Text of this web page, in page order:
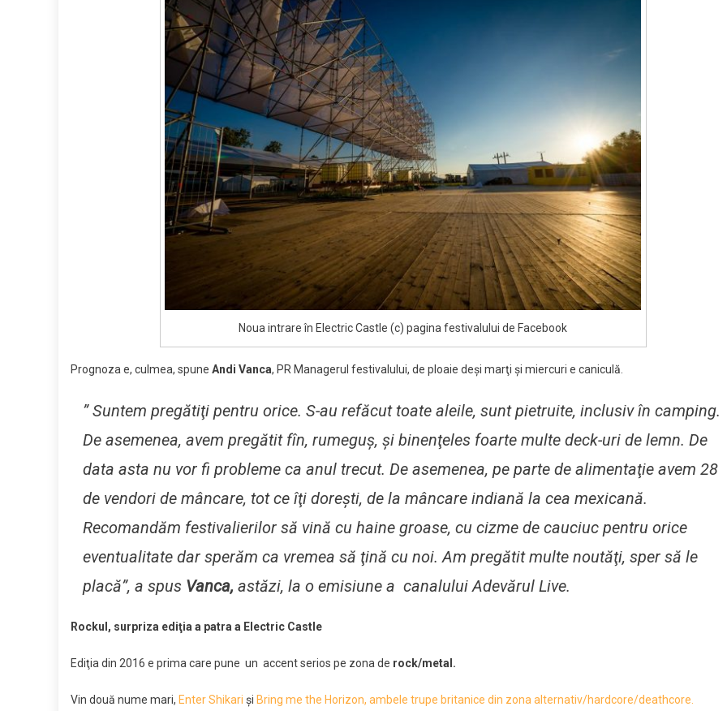
Noua intrare în Electric Castle (c) pagina festivalului de Facebook
Prognoza e, culmea, spune Andi Vanca, PR Managerul festivalului, de ploaie deşi marţi şi miercuri e caniculă.
” Suntem pregătiţi pentru orice. S-au refăcut toate aleile, sunt pietruite, inclusiv în camping.
De asemenea, avem pregătit fîn, rumeguş, şi binenţeles foarte multe deck-uri de lemn. De
data asta nu vor fi probleme ca anul trecut. De asemenea, pe parte de alimentaţie avem 28
de vendori de mâncare, tot ce îţi doreşti, de la mâncare indiană la cea mexicană.
Recomandăm festivalierilor să vină cu haine groase, cu cizme de cauciuc pentru orice
eventualitate dar sperăm ca vremea să ţină cu noi. Am pregătit multe noutăţi, sper să le
placă”, a spus Vanca, astăzi, la o emisiune a canalului Adevărul Live.
Rockul, surpriza ediţia a patra a Electric Castle
Ediţia din 2016 e prima care pune un accent serios pe zona de rock/metal.
Vin două nume mari, Enter Shikari şi Bring me the Horizon, ambele trupe britanice din zona alternativ/hardcore/deathcore.